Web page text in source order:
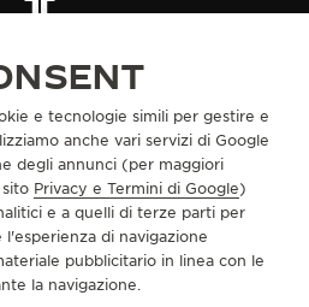
e tecnologie simili per gestire e
anche vari servizi di Google
degli annunci (per maggiori
Privacy e Termini di Google)
e a quelli di terze parti per
di navigazione
pubblicitario in linea con le
la navigazione.